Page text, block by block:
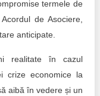
termele de
de Asociere,
anticipate.
realitate în cazul
crize economice la
aibă în vedere și un